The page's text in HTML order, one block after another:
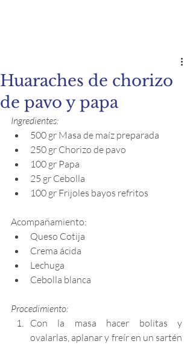
Huaraches de chorizo
de pavo y papa
Ingredientes:
500 gr Masa de maíz preparada
250 gr Chorizo de pavo
100 gr Papa
25 gr Cebolla
100 gr Frijoles bayos refritos
Acompañamiento:
Queso Cotija
Crema ácida
Lechuga
Cebolla blanca
Procedimiento:
Con la masa hacer bolitas y
ovalarlas, aplanar y freír en un sartén